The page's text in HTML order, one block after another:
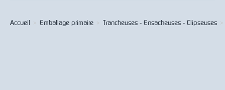
Accueil > Emballage primaire > Trancheuses - Ensacheuses - Clipseuses >